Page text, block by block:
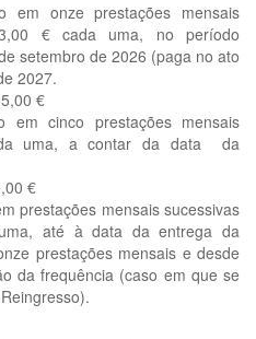
em onze prestações mensais
€ cada uma, no período
setembro de 2026 (paga no ato
2027.
€
em cinco prestações mensais
uma, a contar da data da
€
prestações mensais sucessivas
até à data da entrega da
prestações mensais e desde
da frequência (caso em que se